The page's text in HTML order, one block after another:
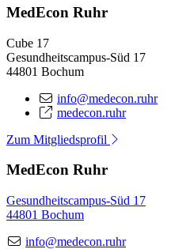
MedEcon Ruhr
Cube 17
Gesundheitscampus-Süd 17
44801 Bochum
info@medecon.ruhr
medecon.ruhr
Zum Mitgliedsprofil
MedEcon Ruhr
Gesundheitscampus-Süd 17
44801 Bochum
info@medecon.ruhr